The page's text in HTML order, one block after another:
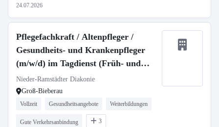
24.07.2026
Pflegefachkraft / Altenpfleger /
Gesundheits- und Krankenpfleger
(m/w/d) im Tagdienst (Früh- und
Spätschicht)
Nieder-Ramstädter Diakonie
Groß-Bieberau
Vollzeit Gesundheitsangebote Weiterbildungen
Gute Verkehrsanbindung 3